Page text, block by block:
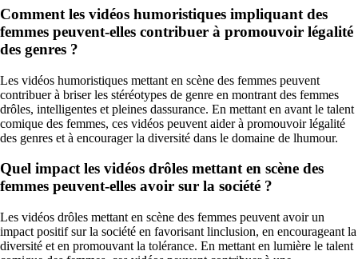
Comment les vidéos humoristiques impliquant des
femmes peuvent-elles contribuer à promouvoir légalité
des genres ?
Les vidéos humoristiques mettant en scène des femmes peuvent
contribuer à briser les stéréotypes de genre en montrant des femmes
drôles, intelligentes et pleines dassurance. En mettant en avant le talent
comique des femmes, ces vidéos peuvent aider à promouvoir légalité
des genres et à encourager la diversité dans le domaine de lhumour.
Quel impact les vidéos drôles mettant en scène des
femmes peuvent-elles avoir sur la société ?
Les vidéos drôles mettant en scène des femmes peuvent avoir un
impact positif sur la société en favorisant linclusion, en encourageant la
diversité et en promouvant la tolérance. En mettant en lumière le talent